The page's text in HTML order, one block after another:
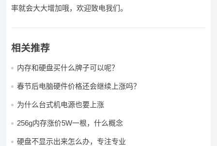
率就会大大增加哦，欢迎致电我们。
相关推荐
内存和硬盘买什么牌子可以呢？
春节后电脑硬件价格还会继续上涨吗？
为什么台式机电源也要上涨
256g内存涨价5W一根，什么概念
硬盘不显示出来怎么办，专注专业